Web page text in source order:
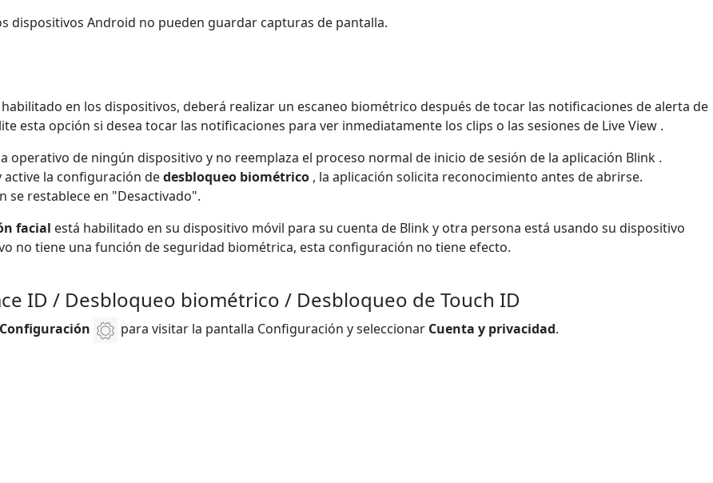
dispositivos Android no pueden guardar capturas de pantalla.
en los dispositivos, deberá realizar un escaneo biométrico después de tocar las notificaciones de alerta de
esta opción si desea tocar las notificaciones para ver inmediatamente los clips o las sesiones de Live View .
operativo de ningún dispositivo y no reemplaza el proceso normal de inicio de sesión de la aplicación Blink .
active la configuración dedesbloqueo biométrico , la aplicación solicita reconocimiento antes de abrirse.
se restablece en "Desactivado".
facial está habilitado en su dispositivo móvil para su cuenta de Blink y otra persona está usando su dispositivo
no tiene una función de seguridad biométrica, esta configuración no tiene efecto.
ID / Desbloqueo biométrico / Desbloqueo de Touch ID
Configuración para visitar la pantalla Configuración y seleccionar Cuenta y privacidad.